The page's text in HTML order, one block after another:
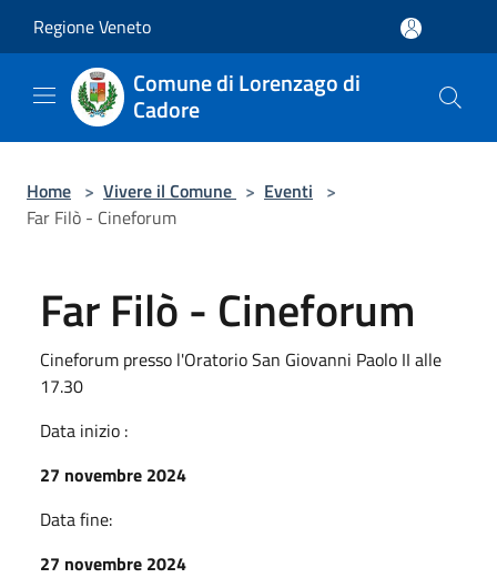
Regione Veneto
Comune di Lorenzago di
Cadore
Home > Vivere il Comune > Eventi >
Far Filò - Cineforum
Far Filò - Cineforum
Cineforum presso l'Oratorio San Giovanni Paolo II alle
17.30
Data inizio :
27 novembre 2024
Data fine:
27 novembre 2024